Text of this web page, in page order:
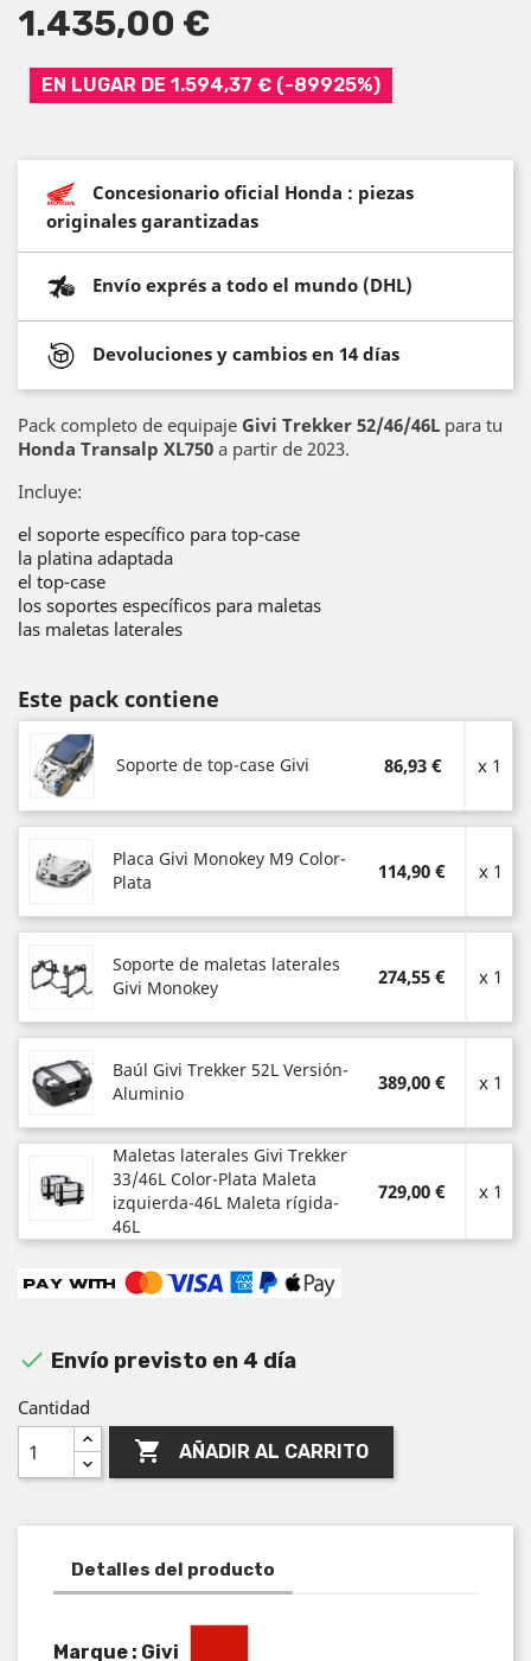
1.435,00 €
EN LUGAR DE 1.594,37 € (-89925%)
Concesionario oficial Honda : piezas
originales garantizadas
Envío exprés a todo el mundo (DHL)
Devoluciones y cambios en 14 días
Pack completo de equipaje Givi Trekker 52/46/46L para tu
Honda Transalp XL750 a partir de 2023.
Incluye:
el soporte específico para top-case
la platina adaptada
el top-case
los soportes específicos para maletas
las maletas laterales
Este pack contiene
Soporte de top-case Givi 86,93 € x 1
Placa Givi Monokey M9 Color-
Plata
114,90 € x 1
Soporte de maletas laterales
Givi Monokey
274,55 € x 1
Baúl Givi Trekker 52L Versión-
Aluminio
389,00 € x 1
Maletas laterales Givi Trekker
33/46L Color-Plata Maleta
izquierda-46L Maleta rígida-
46L
729,00 € x 1
 Envío previsto en 4 día
Cantidad
 AÑADIR AL CARRITO
Detalles del producto
Marque : Givi